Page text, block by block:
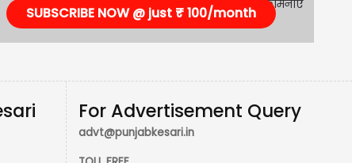
SUBSCRIBE NOW @ just ₹ 100/month
For Advertisement Query